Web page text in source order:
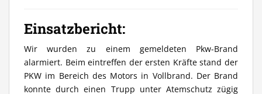
Einsatzbericht:
Wir wurden zu einem gemeldeten Pkw-Brand
alarmiert. Beim eintreffen der ersten Kräfte stand der
PKW im Bereich des Motors in Vollbrand. Der Brand
konnte durch einen Trupp unter Atemschutz zügig